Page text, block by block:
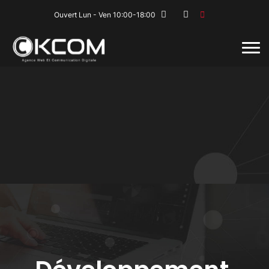
Ouvert Lun - Ven 10:00-18:00